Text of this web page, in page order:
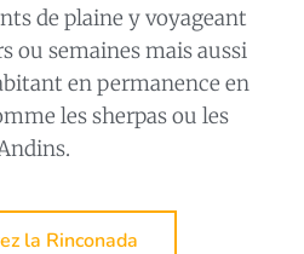
de plaine y voyageant
ou semaines mais aussi
en permanence en
les sherpas ou les
la Rinconada